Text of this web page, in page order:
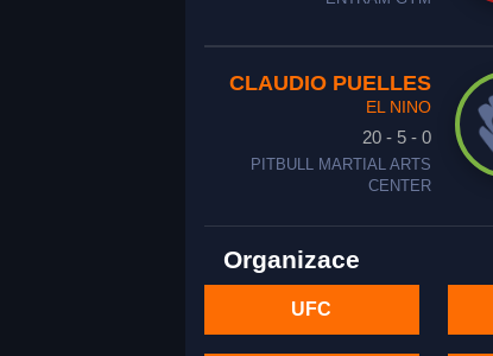
CLAUDIO PUELLES
EL NINO
20 - 5 - 0
PITBULL MARTIAL ARTS
CENTER
Organizace
UFC